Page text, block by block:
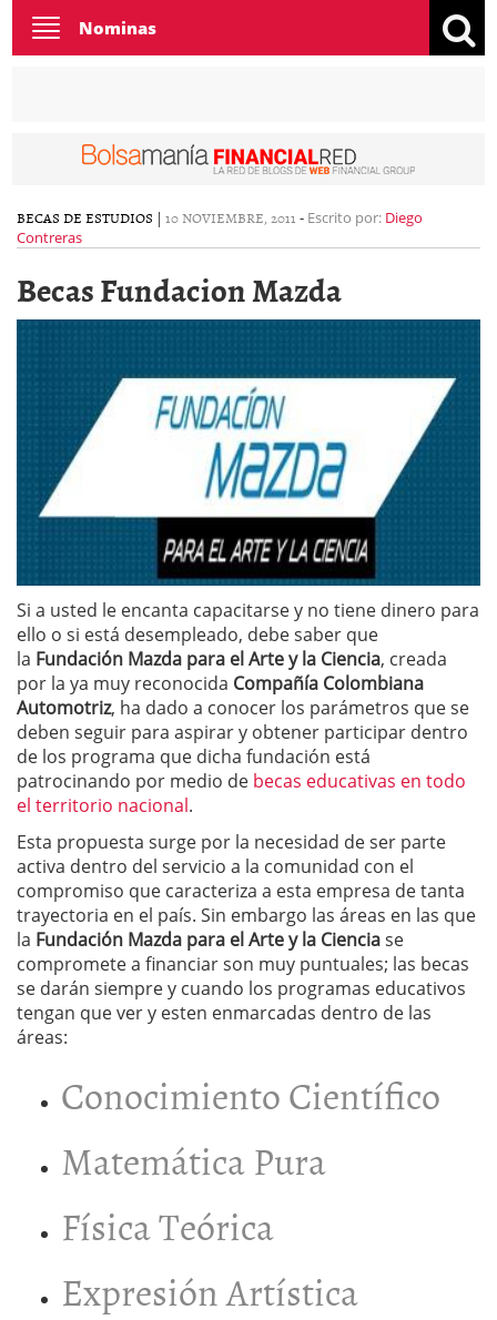
Toggle
navigation
Nominas
BECAS DE ESTUDIOS | 10 NOVIEMBRE, 2011 - Escrito por: Diego
Contreras
Becas Fundacion Mazda
Si a usted le encanta capacitarse y no tiene dinero para
ello o si está desempleado, debe saber que
la Fundación Mazda para el Arte y la Ciencia, creada
por la ya muy reconocida Compañía Colombiana
Automotriz, ha dado a conocer los parámetros que se
deben seguir para aspirar y obtener participar dentro
de los programa que dicha fundación está
patrocinando por medio de becas educativas en todo
el territorio nacional.
Esta propuesta surge por la necesidad de ser parte
activa dentro del servicio a la comunidad con el
compromiso que caracteriza a esta empresa de tanta
trayectoria en el país. Sin embargo las áreas en las que
la Fundación Mazda para el Arte y la Cienciase
compromete a financiar son muy puntuales; las becas
se darán siempre y cuando los programas educativos
tengan que ver y esten enmarcadas dentro de las
áreas:
Conocimiento Científico
Matemática Pura
Física Teórica
Expresión Artística